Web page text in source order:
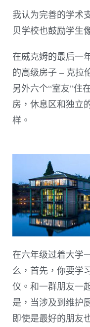
我认为完善的学术
贝学校也鼓励学生
在威克姆的最后一
的高级房子 – 克拉
另外六个“室友”住
房，休息区和独立
样。
在六年级过着大学
么，首先，你要学
仪。和一群朋友一
是，当涉及到维护
即使是最好的朋友